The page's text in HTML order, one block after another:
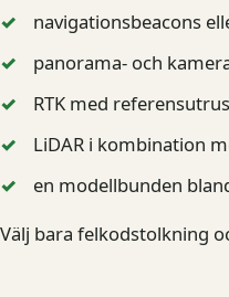
navigationsbeacons
panorama- och
RTK med
LiDAR i kombination
en modellbunden
Välj bara felkodstolkning